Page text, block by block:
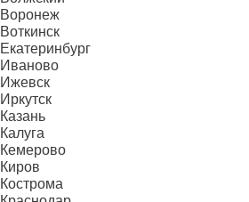
Воронеж
Воткинск
Екатеринбург
Иваново
Ижевск
Иркутск
Казань
Калуга
Кемерово
Киров
Кострома